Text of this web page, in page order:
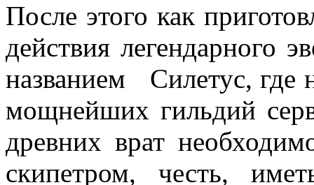
После этого как
действия легендарного
названием Силетус, где
мощнейших гильдий
древних врат
скипетром, честь,